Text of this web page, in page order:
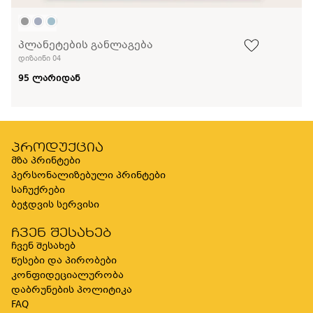
პლანეტების განლაგება
დიზაინი 04
95 ლარიდან
პროდუქცია
მზა პრინტები
პერსონალიზებული პრინტები
საჩუქრები
ბეჭდვის სერვისი
ჩვენ შესახებ
ჩვენ შესახებ
წესები და პირობები
კონფიდეციალურობა
დაბრუნების პოლიტიკა
FAQ